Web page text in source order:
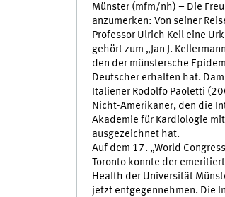
Münster (mfm/nh) – Die
anzumerken: Von seiner
Professor Ulrich Keil eine
gehört zum „Jan J.
den der münstersche
Deutscher erhalten hat.
Italiener Rodolfo Paoletti
Nicht-Amerikaner, den die
Akademie für Kardiologie
ausgezeichnet hat.
Auf dem 17. „World
Toronto konnte der
Health der Universität
jetzt entgegennehmen. Die